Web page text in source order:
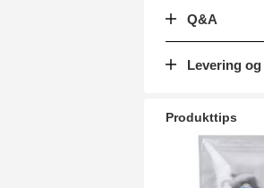
Q&A
Levering
Produkttips